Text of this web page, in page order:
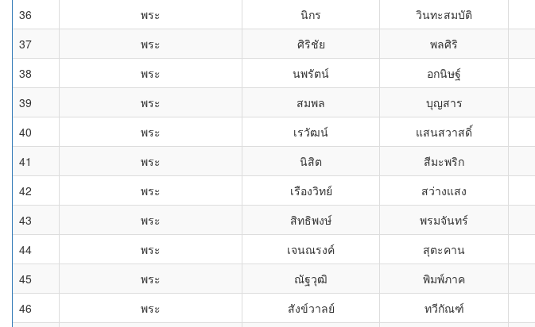
36
พระ นิกร วินทะสมบัติ
37
พระ ศิริชัย พลศิริ
38
พระ นพรัตน์ อกนิษฐ์
39
พระ สมพล บุญสาร
40
พระ เรวัฒน์ แสนสวาสดิ์
41
พระ นิสิต สีมะพริก
42
พระ เรืองวิทย์ สว่างแสง
43
พระ สิทธิพงษ์ พรมจันทร์
44
พระ เจนณรงค์ สุตะคาน
45
พระ ณัฐวุฒิ พิมพ์ภาค
46
พระ สังข์วาลย์ ทวีกัณฑ์